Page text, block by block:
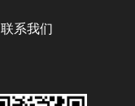
联系我们